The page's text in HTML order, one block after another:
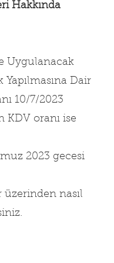
Hakkında
Uygulanacak
Dair
10/7/2023
oranı ise
2023 gecesi
nasıl